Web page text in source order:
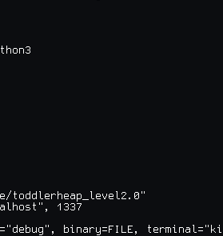
toddlerheap_level2.0"
1337
binary=FILE,